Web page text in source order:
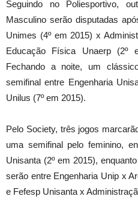
Seguindo no Poliesportivo,
Masculino serão disputadas
Unimes (4º em 2015) x
Educação Física Unaerp (2º
Fechando a noite, um
semifinal entre Engenharia
Unilus (7º em 2015).
Pelo Society, três jogos
uma semifinal pelo feminino,
Unisanta (2º em 2015),
serão entre Engenharia Unip x
e Fefesp Unisanta x